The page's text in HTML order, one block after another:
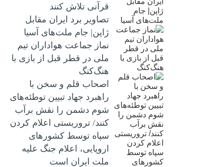
قرآنی تلاش کنند
تصاویر برد ایران مقابل
ژاپن| جام ملت‌های آسیا
نماز جماعت هواداران تیم
ملی در قطر قبل از بازی با
هنگ‌کنگ
اصحاب قلم و سخن با
راهبرد جهاد تبیین توطئه‌های
شوم دشمن را نقش برآب
کنند/ تروریستی اعلام کردن
سپاه توسط کشورهای
اروپایی، اعلام جنگ علیه
ملت ایران است